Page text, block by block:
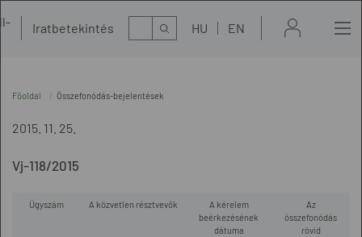
Iratbetekintés Kereső HU EN
Főoldal Összefonódás-bejelentések
2015. 11. 25.
Vj-118/2015
Ügyszám A közvetlen résztvevők
A kérelem
beérkezésének
dátuma
Az
összefonódás
rövid